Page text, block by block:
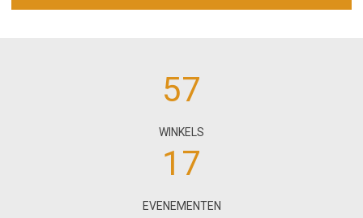
57
WINKELS
17
EVENEMENTEN